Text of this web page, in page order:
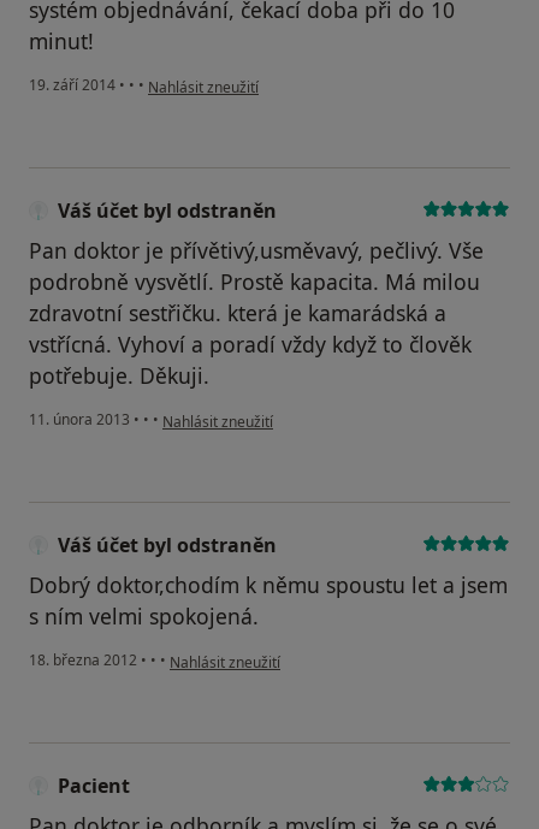
systém objednávání, čekací doba při do 10
minut!
19. září 2014 • • • podle názoru uživatele Váš účet byl odstraněn
Nahlásit zneužití
Váš účet byl odstraněn
Pan doktor je přívětivý,usměvavý, pečlivý. Vše
podrobně vysvětlí. Prostě kapacita. Má milou
zdravotní sestřičku. která je kamarádská a
vstřícná. Vyhoví a poradí vždy když to člověk
potřebuje. Děkuji.
11. února 2013 • • • podle názoru uživatele Váš účet byl odstraněn
Nahlásit zneužití
Váš účet byl odstraněn
Dobrý doktor,chodím k němu spoustu let a jsem
s ním velmi spokojená.
18. března 2012 • • • podle názoru uživatele Váš účet byl odstraněn
Nahlásit zneužití
Pacient